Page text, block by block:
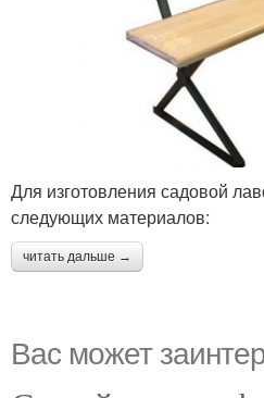
Для изготовления садовой
следующих материалов:
читать дальше →
Вас может